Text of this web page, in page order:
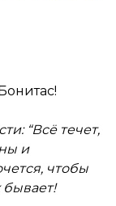
“Всё течет,
и
чтобы
бывает!